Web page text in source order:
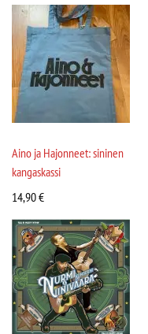
Aino ja Hajonneet: sininen
kangaskassi
14,90€